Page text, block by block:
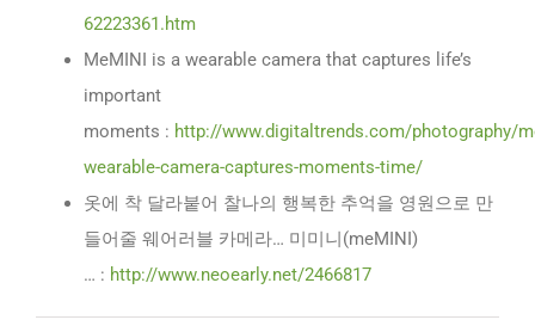
62223361.htm
MeMINI is a wearable camera that captures life’s
important
moments : http://www.digitaltrends.com/photography/
wearable-camera-captures-moments-time/
옷에 착 달라붙어 찰나의 행복한 추억을 영원으로 만
들어줄 웨어러블 카메라… 미미니(meMINI)
… : http://www.neoearly.net/2466817